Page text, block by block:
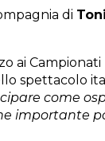
di
ai
spettacolo
come
importante